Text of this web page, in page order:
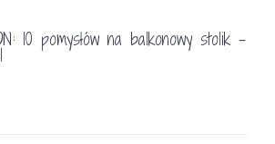
10 pomysłów na balkonowy stolik -